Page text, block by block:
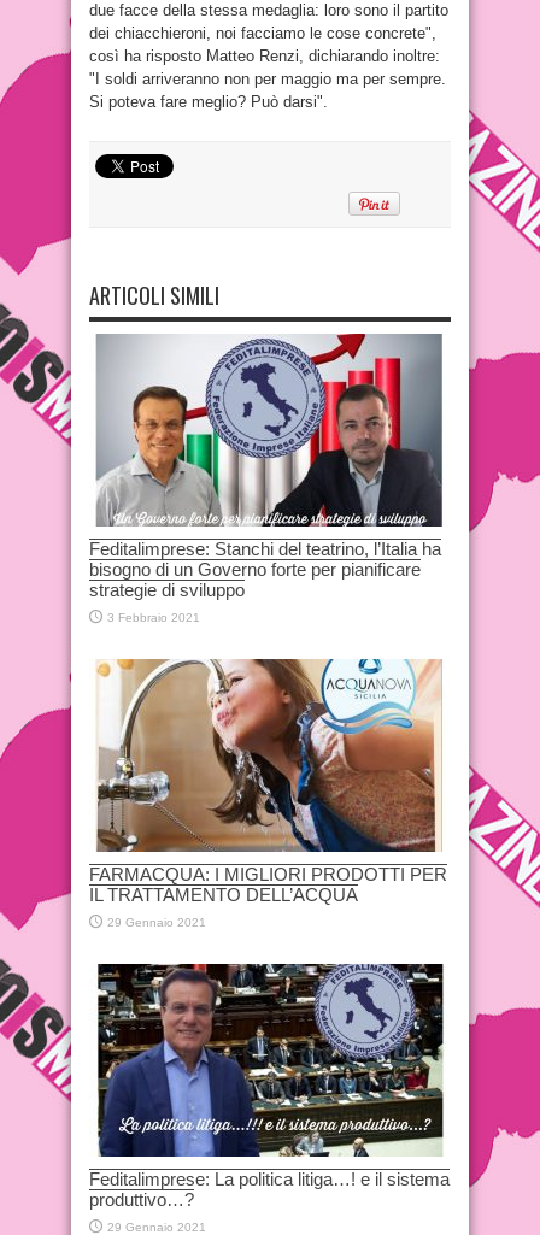
due facce della stessa medaglia: loro sono il partito
dei chiacchieroni, noi facciamo le cose concrete",
così ha risposto Matteo Renzi, dichiarando inoltre:
"I soldi arriveranno non per maggio ma per sempre.
Si poteva fare meglio? Può darsi".
ARTICOLI SIMILI
Feditalimprese: Stanchi del teatrino, l’Italia ha
bisogno di un Governo forte per pianificare
strategie di sviluppo
3 Febbraio 2021
FARMACQUA: I MIGLIORI PRODOTTI PER
IL TRATTAMENTO DELL’ACQUA
29 Gennaio 2021
Feditalimprese: La politica litiga…! e il sistema
produttivo…?
29 Gennaio 2021